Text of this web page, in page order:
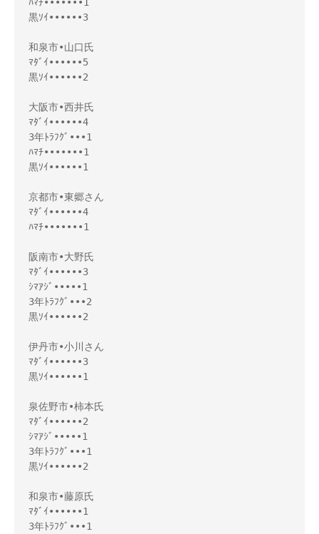
黒ｿｲ••••••3
和泉市•山口氏
ﾏﾀﾞｲ••••••5
黒ｿｲ••••••2
大阪市•西井氏
ﾏﾀﾞｲ••••••4
3年ﾄﾗﾌｸﾞ•••1
ﾊﾏﾁ•••••••1
黒ｿｲ••••••1
京都市•東郷さん
ﾏﾀﾞｲ••••••4
ﾊﾏﾁ•••••••1
阪南市•大野氏
ﾏﾀﾞｲ••••••3
ｼﾏｱｼﾞ•••••1
3年ﾄﾗﾌｸﾞ•••2
黒ｿｲ••••••2
伊丹市•小川さん
ﾏﾀﾞｲ••••••3
黒ｿｲ••••••1
泉佐野市•柿本氏
ﾏﾀﾞｲ••••••2
ｼﾏｱｼﾞ•••••1
3年ﾄﾗﾌｸﾞ•••1
黒ｿｲ••••••2
和泉市•藤原氏
ﾏﾀﾞｲ••••••1
3年ﾄﾗﾌｸﾞ•••1